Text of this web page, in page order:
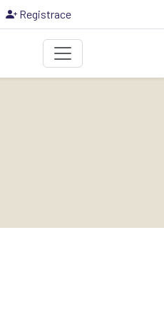
Registrace